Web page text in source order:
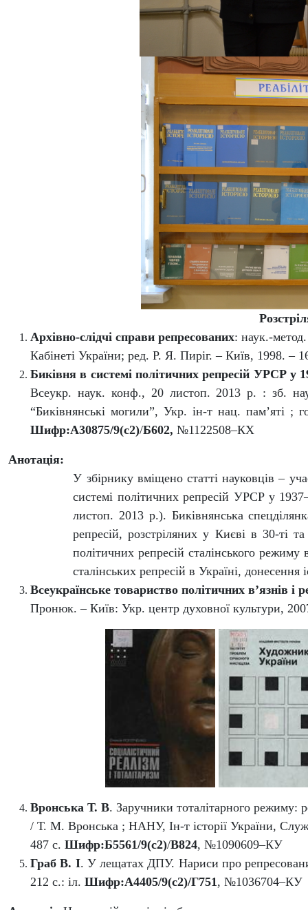
Архівно-слідчі справи репресованих: наук.-метод.
Кабінеті України; ред. Р. Я. Пиріг. – Київ, 1998. –
Биківня в системі політичних репресій УРСР у
Всеукр. наук. конф., 20 листоп. 2013 р. : зб.
“Биківнянські могили”, Укр. ін‑т нац.
Шифр:А30875/9(с2)/Б602, №1122508–КХ
Анотація:
У збірнику вміщено статті науковців –
системі політичних репресій УРСР у
листоп. 2013 р.). Биківнянська
репресій, розстріляних у Києві в 30-ті
політичних репресій сталінського
сталінських репресій в Україні, донесення
Всеукраїнське товариство політичних в’язнів і
Пронюк. – Київ: Укр. центр духовної культури,
Вронська Т. В. Заручники тоталітарного режиму:
/ Т. М. Вронська ; НАНУ, Ін-т історії України,
487 с. Шифр:Б5561/9(с2)/В824, №1090609–КУ
Граб В. І. У лещатах ДПУ. Нариси про
212 с.: іл. Шифр:А4405/9(с2)/Г751, №1036704–КУ